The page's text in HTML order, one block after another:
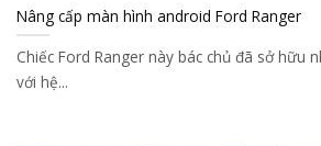
Nâng cấp màn hình android Ford Ranger
Chiếc Ford Ranger này bác chủ đã sở hữu
với hệ...